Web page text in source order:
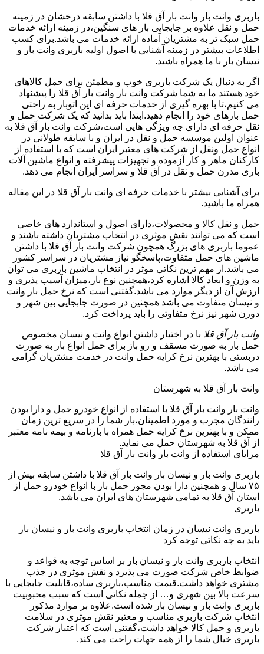
باربری وانت بار وانت بار آق قلا با داشتن سابقه درخشان در زمینه
حمل و نقل علاوه بر جابجایی بار های سنگین،در زمینه ارائه خدمات
حمل سبک تر به مشتریان آماده ارائه خدمات می باشد.برای کسب
اطلاعات بیشتر در زمینه آشنایی با اصول اولیه باربری وانت بار و
نیسان بار با ما همراه باشید.
اگر به دنبال یک شرکت باربری خوب و مطمئن برای حمل کالاهای
خود هستند ما به شما شرکت وانت بار وانت بار آق قلا را پیشنهاد
می کنیم،تا با بهره گیری از خدمات حرفه ای این اتوبار به راحتی
حمل بارهای خود را انجام دهید.ابتدا باید بدانید که یک شرکت حمل و
نقل حرفه ای دارای چه ویژگی هایی است،شرکت وانت بار آق قلا به
عنوان اولین موسسه حمل و نقل در ایران و با سابقه طولانی در
انواع حمل ونقل از شرکت های معتبر ایران است که با استفاده از
کارکنان ماهر و کار آزموده و تجهیزات پیشرفته و انواع ماشین آلات
باری مدرن حمل و نقل در آق قلا و سراسر ایران انجام می دهد.
برای آشنایی بیشتر با خدمات حرفه ای وانت بار آق قلا در این مقاله
همراه ما باشید.
حمل و نقل کالا و محصولات،دارای اصول و استاندارد های خاصی
است که می توانند نقش موثری در انتخاب مشتریان داشته باشند و
عموما باربری های بزرگ همچون شرکت وانت بار آق قلا با داشتن
ماشین های حمل متفاوت،پاسخگو نیاز مشتریان در سراسر کشور
می باشد.از مهم ترین نکاتی موثر در انتخاب ماشین باربری می توان
به وزن و ابعاد کالا اشاره کرد،همچنین نوع بار،میزان آسیب پذیری و
ارزش آن از دیگر موارد می باشد.گفتنی است که نرخ حمل بار وانت
و نیسان متفاوت می باشد همچنین در صورت جابجایی بین شهر و
دورن شهر نیز نرخ متفاوتی را باید پرداخت کرد.
وانت بار آق قلا با در اختیار داشتن انواع وانت و نیسان مخصوص
حمل بار به صورت مسقف و رو باز برای حمل انواع بار به صورت
دربستی با بهترین نرخ کرایه حمل وانت در خدمت مشتریان گرامی
می باشد.
وانت بار آق قلا به شهرستان
وانت بار وانت بار آق قلا با استفاده از انواع خودرو حمل و دارا بودن
رانندگان مجرب و مورد اطمینان،بار شما را در سریع ترین زمان
ممکن و با بهترین نرخ کرایه حمل همراه با بارنامه و بیمه نامه معتبر
از آق قلا به شهرستان حمل می نماید.
مزایای استفاده از وانت بار وانت بار آق قلا
باربری وانت بار و نیسان بار وانت بار آق قلا با داشتن سابقه بیش از
۷۵ سال و همچنین دارا بودن مجوز حمل بار با انواع خودرو حمل از
استان آق قلا به تمامی شهرستان های ایران می باشد.
باربری
باربری وانت نیسان در زمان انتخاب باربری وانت بار و نیسان بار
باید به چه نکاتی توجه کرد
انتخاب باربری وانت بار و نیسان بار بر اساس توجه به قواعد و
ضوابط خاص شرکت صورت می پذیرد و نقش موثری در جذب
مشتری خواهد داشت.قیمت مناسب،باربری ساده،قابلیت جابجایی با
سرعت بالا بین شهری و… از جمله نکاتی است که سبب محبوبیت
باربری وانت بار و نیسان بار شده است.علاوه بر موارد مذکور
انتخاب شرکت باربری مناسب و معتبر نقش موثری در سلامت
باربری و حمل کالا خواهد داشت،گفتنی است که اعتبار شرکت
باربری خیال شما را از همه جهات راحت می کند.